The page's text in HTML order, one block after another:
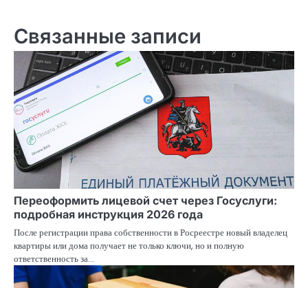
Связанные записи
Переоформить лицевой счет через Госуслуги:
подробная инструкция 2026 года
После регистрации права собственности в Росреестре новый владелец
квартиры или дома получает не только ключи, но и полную
ответственность за…